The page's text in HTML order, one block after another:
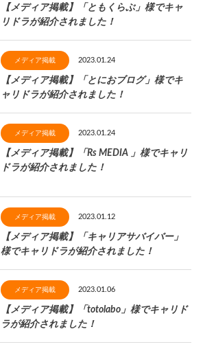
【メディア掲載】「ともくらぶ」様でキャ
リドラが紹介されました！
メディア掲載 2023.01.24
【メディア掲載】「とにおブログ」様でキ
ャリドラが紹介されました！
メディア掲載 2023.01.24
【メディア掲載】「Rs MEDIA 」様でキャリ
ドラが紹介されました！
メディア掲載 2023.01.12
【メディア掲載】「キャリアサバイバー」
様でキャリドラが紹介されました！
メディア掲載 2023.01.06
【メディア掲載】「totolabo」様でキャリド
ラが紹介されました！